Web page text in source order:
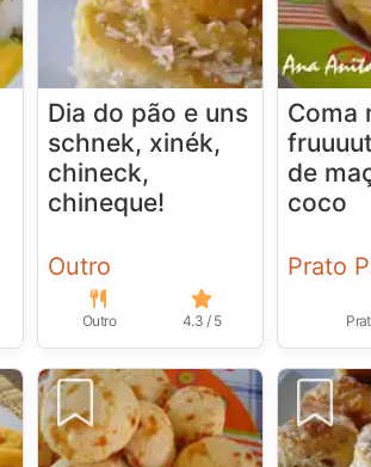
Dia do pão e uns
schnek, xinék,
chineck,
chineque!
Outro
Outro 4.3 / 5
Coma
de
coco
Prato